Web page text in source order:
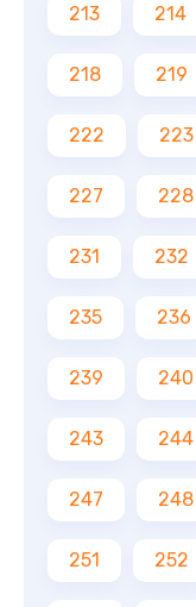
213 214
218 219
222 223
227 228
231 232
235 236
239 240
243 244
247 248
251 252